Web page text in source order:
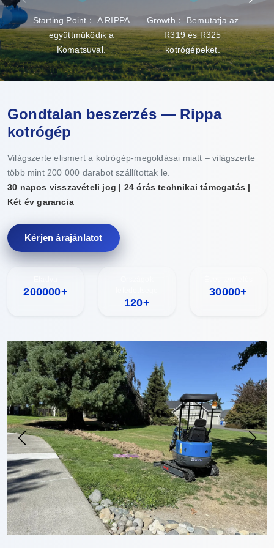
Starting Point： A RIPPA
együttműködik a
Komatsuval.
Growth： Bemutatja az
R319 és R325
kotrógépeket.
Gondtalan beszerzés — Rippa
kotrógép
Világszerte elismert a kotrógép-megoldásai miatt – világszerte
több mint 200 000 darabot szállítottak le.
30 napos visszavételi jog | 24 órás technikai támogatás |
Két év garancia
Kérjen árajánlatot
200000+
120+
30000+